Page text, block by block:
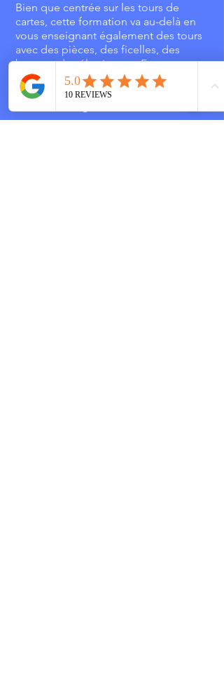
Bien que centrée sur les tours de
cartes, cette formation va au-delà en
vous enseignant également des tours
avec des pièces, des ficelles, des
bagues, des élastiques... En somme,
elle offre une palette complète
d'astuces magiques pour émerveiller